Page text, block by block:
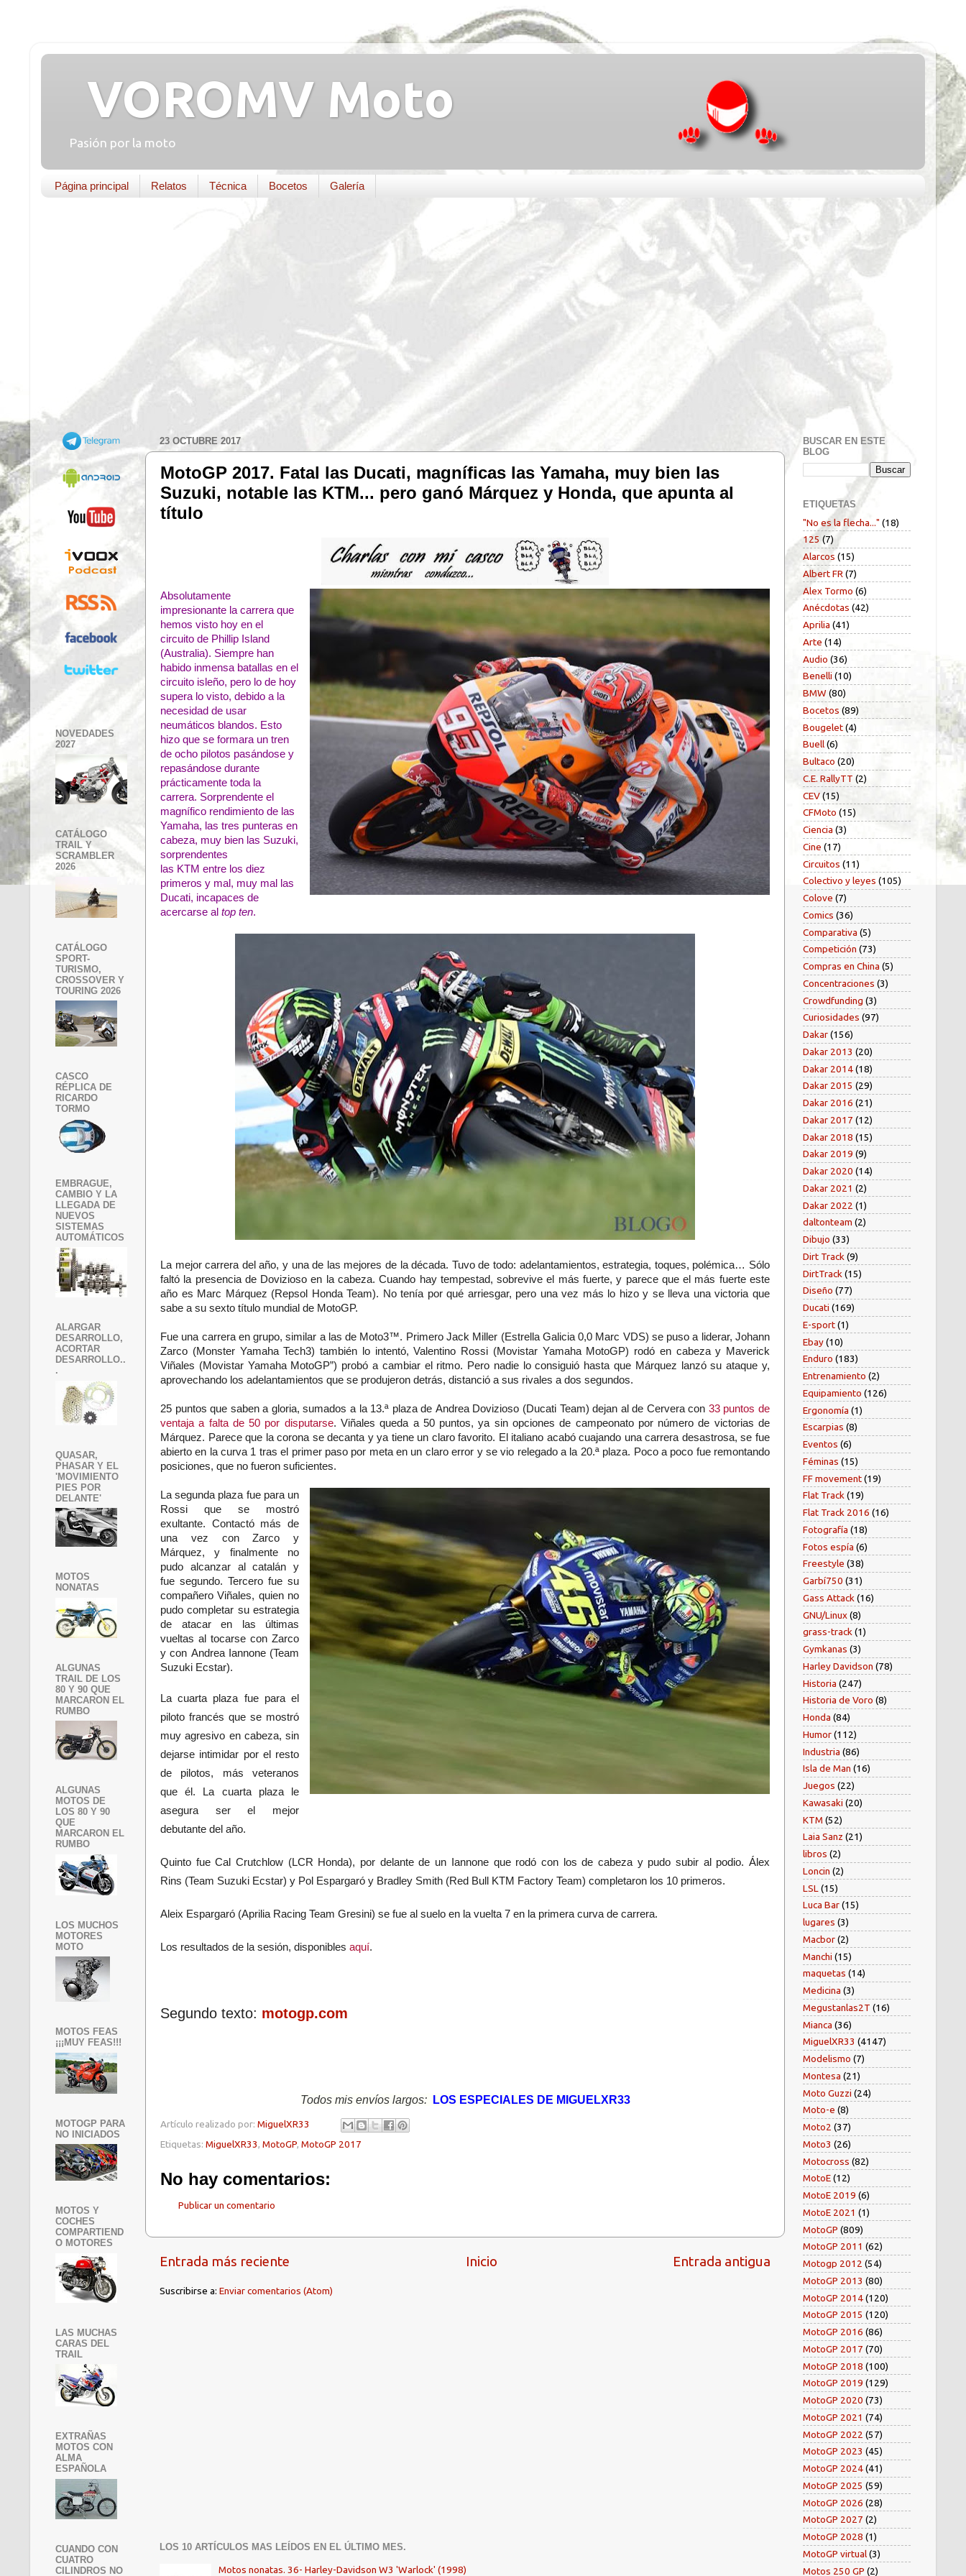
VOROMV Moto
Pasión por la moto
Página principal Relatos Técnica Bocetos Galería
23 OCTUBRE 2017
MotoGP 2017. Fatal las Ducati, magníficas las Yamaha, muy bien las
Suzuki, notable las KTM... pero ganó Márquez y Honda, que apunta al
título
Absolutamente
impresionante la carrera que
hemos visto hoy en el
circuito de Phillip Island
(Australia). Siempre han
habido inmensa batallas en el
circuito isleño, pero lo de hoy
supera lo visto, debido a la
necesidad de usar
neumáticos blandos. Esto
hizo que se formara un tren
de ocho pilotos pasándose y
repasándose durante
prácticamente toda la
carrera. Sorprendente el
magnífico rendimiento de las
Yamaha, las tres punteras en
cabeza, muy bien las Suzuki,
sorprendentes
las KTM entre los diez
primeros y mal, muy mal las
Ducati, incapaces de
acercarse al top ten.
La mejor carrera del año, y una de las mejores de la década. Tuvo de todo: adelantamientos, estrategia, toques, polémica… Sólo
faltó la presencia de Dovizioso en la cabeza. Cuando hay tempestad, sobrevive el más fuerte, y parece que el más fuerte este
año es Marc Márquez (Repsol Honda Team). No tenía por qué arriesgar, pero una vez más lo hizo y se lleva una victoria que
sabe a su sexto título mundial de MotoGP.
Fue una carrera en grupo, similar a las de Moto3™. Primero Jack Miller (Estrella Galicia 0,0 Marc VDS) se puso a liderar,Johann
Zarco (Monster Yamaha Tech3) también lo intentó,Valentino Rossi (Movistar Yamaha MotoGP) rodó en cabeza y Maverick
Viñales (Movistar Yamaha MotoGP”) probó a cambiar el ritmo. Pero nadie lo consiguió hasta que Márquez lanzó su ataque y,
aprovechando los adelantamientos que se produjeron detrás, distanció a sus rivales a dos segundos.
25 puntos que saben a gloria, sumados a la 13.ª plaza de Andrea Dovizioso (Ducati Team) dejan al de Cervera con 33 puntos de
ventaja a falta de 50 por disputarse.Viñales queda a 50 puntos, ya sin opciones de campeonato por número de victorias de
Márquez. Parece que la corona se decanta y ya tiene un claro favorito. El italiano acabó cuajando una carrera desastrosa, se fue
abierto en la curva 1 tras el primer paso por meta en un claro error y se vio relegado a la 20.ª plaza. Poco a poco fue remontando
posiciones, que no fueron suficientes.
La segunda plaza fue para un
Rossi que se mostró
exultante. Contactó más de
una vez con Zarco y
Márquez, y finalmente no
pudo alcanzar al catalán y
fue segundo. Tercero fue su
compañero Viñales, quien no
pudo completar su estrategia
de atacar en las últimas
vueltas al tocarse con Zarco
y con Andrea Iannone (Team
Suzuki Ecstar).
La cuarta plaza fue para el
piloto francés que se mostró
muy agresivo en cabeza, sin
dejarse intimidar por el resto
de pilotos, más veteranos
que él. La cuarta plaza le
asegura ser el mejor
debutante del año.
Quinto fueCal Crutchlow (LCR Honda), por delante de un Iannone que rodó con los de cabeza y pudo subir al podio.Álex
Rins (Team Suzuki Ecstar) y Pol Espargaró y Bradley Smith (Red Bull KTM Factory Team) completaron los 10 primeros.
Aleix Espargaró (Aprilia Racing Team Gresini) se fue al suelo en la vuelta 7 en la primera curva de carrera.
Los resultados de la sesión, disponibles aquí.
Segundo texto: motogp.com
Todos mis envíos largos: LOS ESPECIALES DE MIGUELXR33
Artículo realizado por: MiguelXR33
Etiquetas: MiguelXR33, MotoGP, MotoGP 2017
No hay comentarios:
Publicar un comentario
Entrada más reciente Entrada antigua
Inicio
Suscribirse a: Enviar comentarios (Atom)
LOS 10 ARTÍCULOS MAS LEÍDOS EN EL ÚLTIMO MES.
Motos nonatas. 36- Harley-Davidson W3 'Warlock' (1998)
NOVEDADES
2027
CATÁLOGO
TRAIL Y
SCRAMBLER
2026
CATÁLOGO
SPORT-
TURISMO,
CROSSOVER Y
TOURING 2026
CASCO
RÉPLICA DE
RICARDO
TORMO
EMBRAGUE,
CAMBIO Y LA
LLEGADA DE
NUEVOS
SISTEMAS
AUTOMÁTICOS
ALARGAR
DESARROLLO,
ACORTAR
DESARROLLO..
.
QUASAR,
PHASAR Y EL
'MOVIMIENTO
PIES POR
DELANTE'
MOTOS
NONATAS
ALGUNAS
TRAIL DE LOS
80 Y 90 QUE
MARCARON EL
RUMBO
ALGUNAS
MOTOS DE
LOS 80 Y 90
QUE
MARCARON EL
RUMBO
LOS MUCHOS
MOTORES
MOTO
MOTOS FEAS
¡¡¡MUY FEAS!!!
MOTOGP PARA
NO INICIADOS
MOTOS Y
COCHES
COMPARTIEND
O MOTORES
LAS MUCHAS
CARAS DEL
TRAIL
EXTRAÑAS
MOTOS CON
ALMA
ESPAÑOLA
CUANDO CON
CUATRO
CILINDROS NO
BUSCAR EN ESTE
BLOG
ETIQUETAS
"No es la flecha..." (18)
125 (7)
Alarcos (15)
Albert FR (7)
Alex Tormo (6)
Anécdotas (42)
Aprilia (41)
Arte (14)
Audio (36)
Benelli (10)
BMW (80)
Bocetos (89)
Bougelet(4)
Buell(6)
Bultaco (20)
C.E. RallyTT (2)
CEV(15)
CFMoto (15)
Ciencia (3)
Cine (17)
Circuitos (11)
Colectivo y leyes (105)
Colove (7)
Comics (36)
Comparativa (5)
Competición (73)
Compras en China (5)
Concentraciones (3)
Crowdfunding (3)
Curiosidades (97)
Dakar(156)
Dakar 2013 (20)
Dakar 2014(18)
Dakar 2015 (29)
Dakar 2016 (21)
Dakar 2017 (12)
Dakar 2018 (15)
Dakar 2019 (9)
Dakar 2020 (14)
Dakar 2021 (2)
Dakar 2022 (1)
daltonteam (2)
Dibujo (33)
Dirt Track (9)
DirtTrack (15)
Diseño (77)
Ducati (169)
E-sport(1)
Ebay(10)
Enduro (183)
Entrenamiento (2)
Equipamiento (126)
Ergonomía (1)
Escarpias (8)
Eventos (6)
Féminas (15)
FF movement(19)
Flat Track(19)
Flat Track 2016 (16)
Fotografía (18)
Fotos espía (6)
Freestyle (38)
Garbí750 (31)
Gass Attack (16)
GNU/Linux(8)
grass-track(1)
Gymkanas (3)
Harley Davidson (78)
Historia (247)
Historia de Voro (8)
Honda (84)
Humor(112)
Industria (86)
Isla de Man (16)
Juegos (22)
Kawasaki (20)
KTM (52)
Laia Sanz (21)
libros (2)
Loncin (2)
LSL (15)
Luca Bar(15)
lugares (3)
Macbor(2)
Manchi (15)
maquetas (14)
Medicina (3)
Megustanlas2T (16)
Mianca (36)
MiguelXR33 (4147)
Modelismo (7)
Montesa (21)
Moto Guzzi (24)
Moto-e (8)
Moto2 (37)
Moto3 (26)
Motocross (82)
MotoE(12)
MotoE 2019 (6)
MotoE 2021 (1)
MotoGP (809)
MotoGP 2011 (62)
Motogp 2012 (54)
MotoGP 2013 (80)
MotoGP 2014(120)
MotoGP 2015 (120)
MotoGP 2016 (86)
MotoGP 2017 (70)
MotoGP 2018 (100)
MotoGP 2019 (129)
MotoGP 2020 (73)
MotoGP 2021 (74)
MotoGP 2022 (57)
MotoGP 2023 (45)
MotoGP 2024(41)
MotoGP 2025 (59)
MotoGP 2026 (28)
MotoGP 2027 (2)
MotoGP 2028 (1)
MotoGP virtual(3)
Motos 250 GP (2)